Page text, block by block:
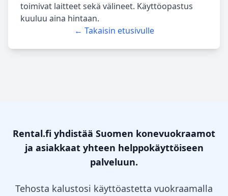
toimivat laitteet sekä välineet. Käyttöopastus
kuuluu aina hintaan.
← Takaisin etusivulle
Rental.fi yhdistää Suomen konevuokraamot
ja asiakkaat yhteen helppokäyttöiseen
palveluun.
Tehosta kalustosi käyttöastetta vuokraamalla